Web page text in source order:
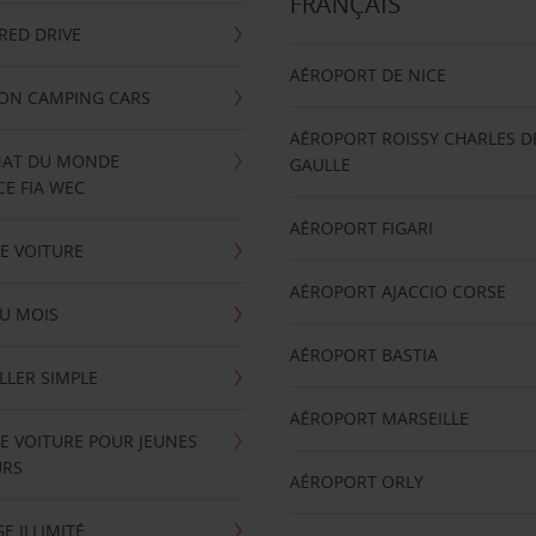
DRIVE
CAMPING CARS
DU MONDE
FIA WEC
VOITURE
MOIS
SIMPLE
VOITURE POUR JEUNES
ILLIMITÉ
AÉROPORT DE NICE
AÉROPORT ROISSY CHARLES
GAULLE
AÉROPORT FIGARI
AÉROPORT AJACCIO CORSE
AÉROPORT BASTIA
AÉROPORT MARSEILLE
AÉROPORT ORLY